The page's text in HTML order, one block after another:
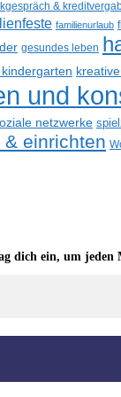
&
familienurlaub
gesundes leben
kindergarten
und
netzwerke
& einrichten
dich ein, um jeden